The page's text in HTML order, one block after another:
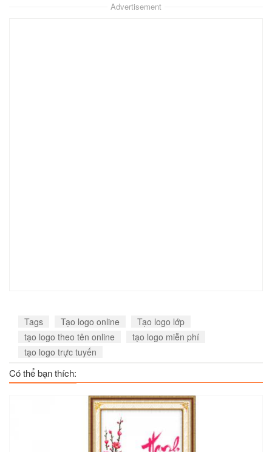
Advertisement
Tags Tạo logo online
Tạo logo lớp
tạo logo theo tên online
tạo logo miễn phí
tạo logo trực tuyến
Có thể bạn thích: